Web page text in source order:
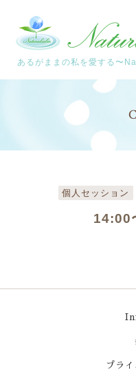
あるがままの私を愛する〜
個人セッション
14:00
プラ